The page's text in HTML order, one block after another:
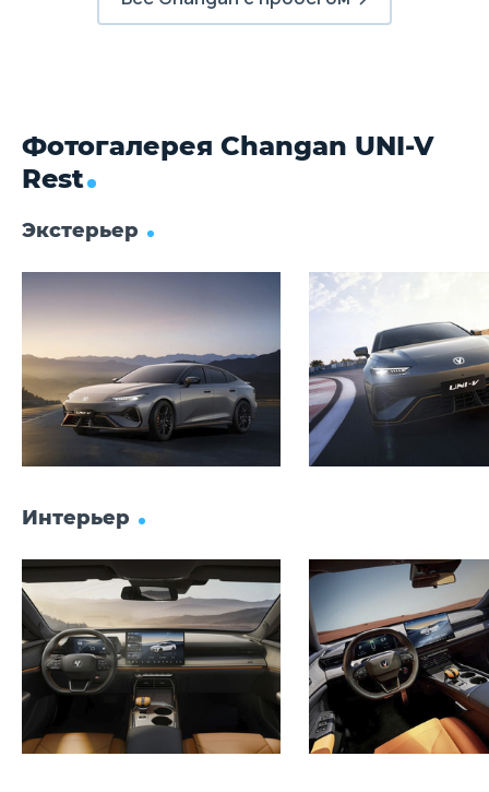
Фотогалерея Changan UNI-V
Rest
Экстерьер
Интерьер